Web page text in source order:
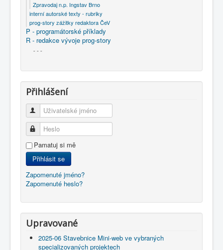
Zpravodaj n.p. Ingstav Brno
interní autorské texty - rubriky
prog-story zážitky redaktora ČeV
P - programátorské příklady
R - redakce vývoje prog-story
- - -
Přihlášení
Uživatelské jméno
Heslo
Pamatuj si mě
Přihlásit se
Zapomenuté jméno?
Zapomenuté heslo?
Upravované
2025-06 Stavebnice Mini-web ve vybraných
specializovaných projektech